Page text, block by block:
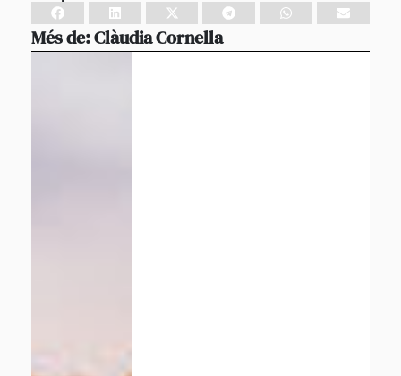
Més de:Clàudia Cornella